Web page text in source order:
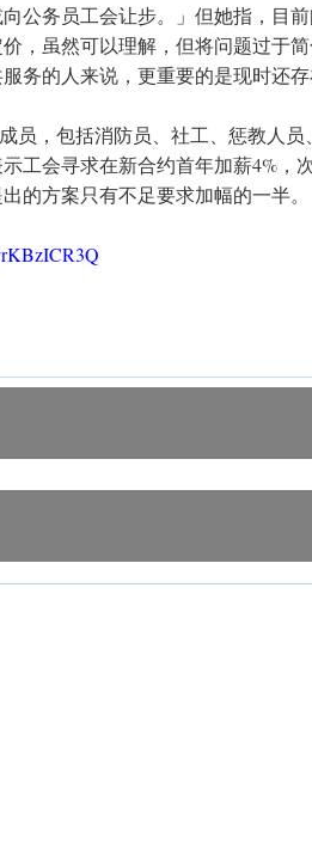
公务员工会让步。」但她指，目
价，虽然可以理解，但将问题过于
务的人来说，更重要的是现时还
员，包括消防员、社工、惩教人
工会寻求在新合约首年加薪4%，
的方案只有不足要求加幅的一半。